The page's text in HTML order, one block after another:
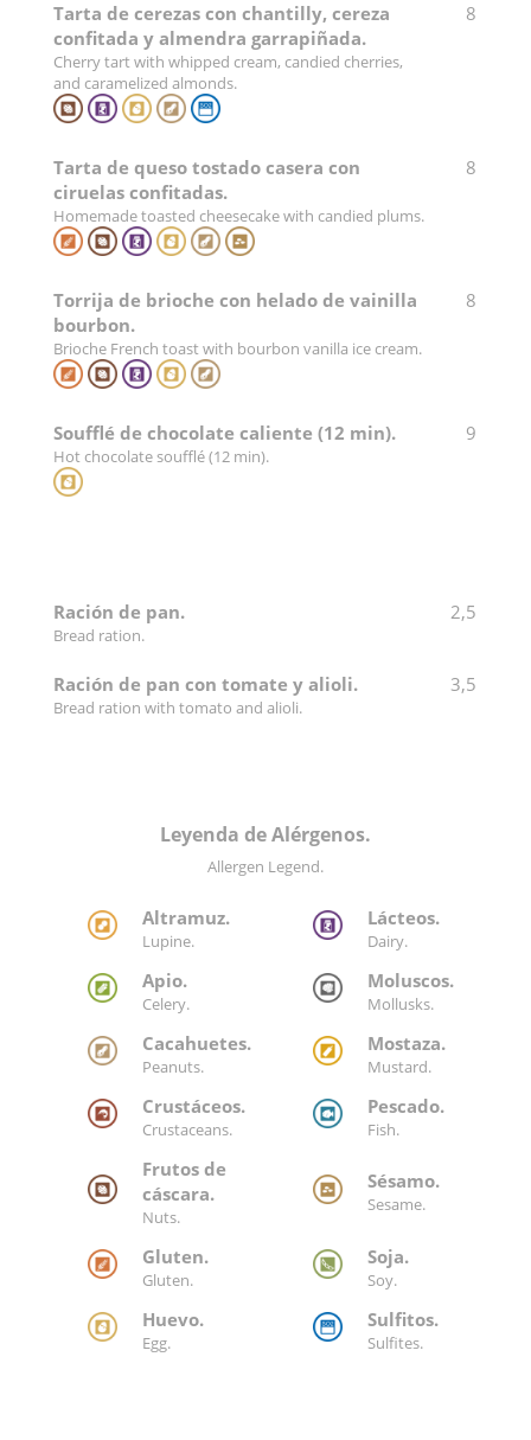
Tarta de cerezas con chantilly, cereza
confitada y almendra garrapiñada.
Cherry tart with whipped cream, candied cherries,
and caramelized almonds.
8
Tarta de queso tostado casera con
ciruelas confitadas.
Homemade toasted cheesecake with candied plums.
8
Torrija de brioche con helado de vainilla
bourbon.
Brioche French toast with bourbon vanilla ice cream.
8
Soufflé de chocolate caliente (12 min).
Hot chocolate soufflé (12 min).
9
Ración de pan.
Bread ration.
2,5
Ración de pan con tomate y alioli.
Bread ration with tomato and alioli.
3,5
Leyenda de Alérgenos.
Allergen Legend.
Altramuz.
Lupine.
Lácteos.
Dairy.
Apio.
Celery.
Moluscos.
Mollusks.
Cacahuetes.
Peanuts.
Mostaza.
Mustard.
Crustáceos.
Crustaceans.
Pescado.
Fish.
Frutos de
cáscara.
Nuts.
Sésamo.
Sesame.
Gluten.
Gluten.
Soja.
Soy.
Huevo.
Egg.
Sulfitos.
Sulfites.